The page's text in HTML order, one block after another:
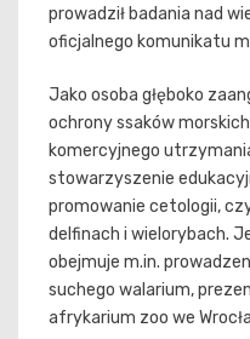
prowadził badania nad
oficjalnego komunikatu
Jako osoba głęboko
ochrony ssaków
komercyjnego
stowarzyszenie
promowanie cetologii,
delfinach i wielorybach.
obejmuje m.in.
suchego walarium,
afrykarium zoo we